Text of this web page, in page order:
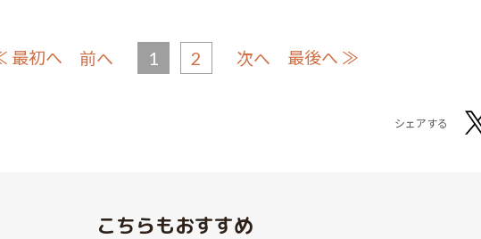
最初へ 前へ 1 2 次へ 最後へ ≫
シェアする
こちらもおすすめ